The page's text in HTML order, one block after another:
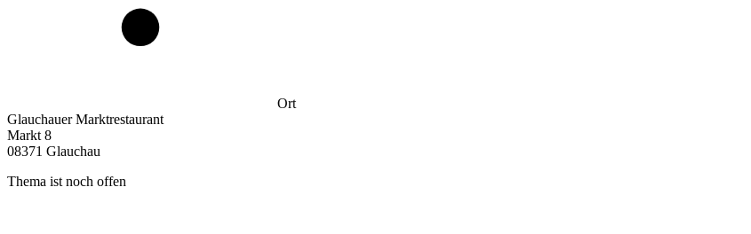
Ort
Glauchauer Marktrestaurant
Markt 8
08371 Glauchau
Thema ist noch offen